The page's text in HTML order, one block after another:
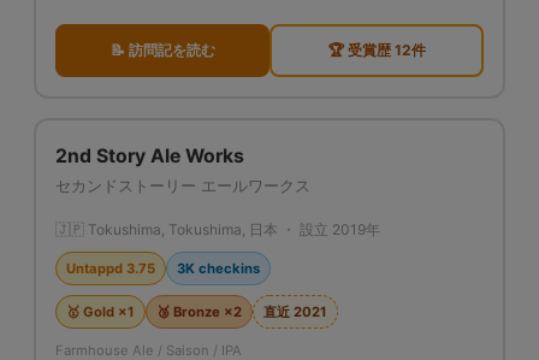
📝 訪問記を読む 🏆 受賞歴 12件
2nd Story Ale Works
セカンドストーリー エールワークス
🇯🇵 Tokushima, Tokushima, 日本 ・ 設立 2019年
Untappd 3.75 3K checkins
🥇 Gold ×1 🥉 Bronze ×2 直近 2021
Farmhouse Ale / Saison / IPA